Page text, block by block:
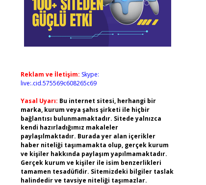
Reklam ve İletişim: Skype:
live:.cid.575569c608265c69
Yasal Uyarı: Bu internet sitesi, herhangi bir
marka, kurum veya şahıs şirketi ile hiçbir
bağlantısı bulunmamaktadır. Sitede yalnızca
kendi hazırladığımız makaleler
paylaşılmaktadır. Burada yer alan içerikler
haber niteliği taşımamakta olup, gerçek kurum
ve kişiler hakkında paylaşım yapılmamaktadır.
Gerçek kurum ve kişiler ile isim benzerlikleri
tamamen tesadüfidir. Sitemizdeki bilgiler taslak
halindedir ve tavsiye niteliği taşımazlar.